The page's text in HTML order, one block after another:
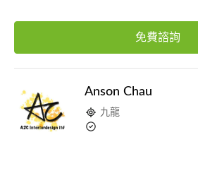
免費諮詢
Anson Chau
九龍